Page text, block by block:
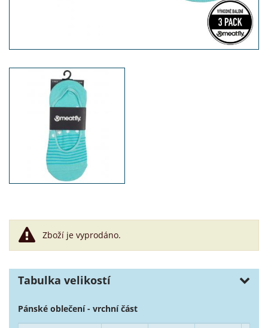
Zboží je vyprodáno.
Tabulka velikostí
Pánské oblečení - vrchní část